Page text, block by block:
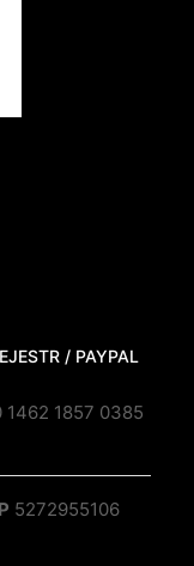
/ PAYPAL
1462 1857 0385
5272955106